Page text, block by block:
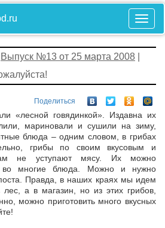
Выпуск №13 от 25 марта 2008
Поделиться
«лесной говядинкой». Издавна их
мариновали и сушили на зиму,
блюда – одним словом, в грибах
грибы по своим вкусовым и
не уступают мясу. Их можно
во многие блюда. Можно и нужно
Правда, в наших краях мы идем
а в магазин, но из этих грибов,
можно приготовить много вкусных